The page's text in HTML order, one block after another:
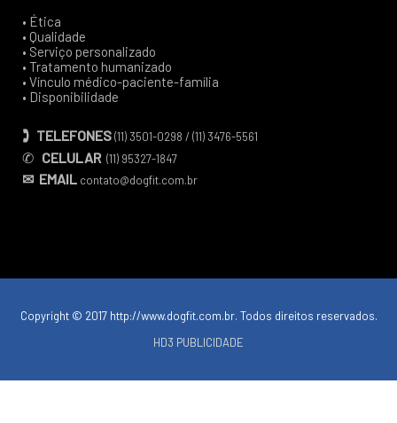
• Ética
• Qualidade
• Serviço personalizado
• Tratamento humanizado
• Vínculo médico-paciente-família
• Disponibilidade
🕽TELEFONES(11) 3501-0298 / (11) 3476-5561
✆ CELULAR (11) 95327-1847
✉ EMAIL contato@dogfit.com.br
Copyright © 2017 http://www.dogfit.com.br. Todos direitos reservados.
HD3 PUBLICIDADE